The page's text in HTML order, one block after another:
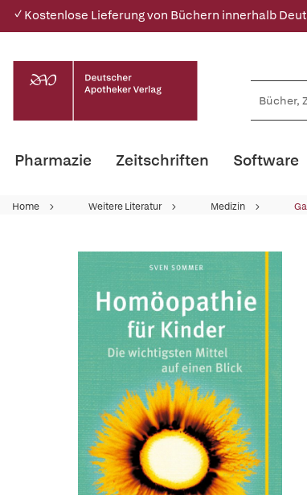
✓ Kostenlose Lieferung von Büchern innerhalb
Pharmazie Zeitschriften Software
Home Weitere Literatur Medizin